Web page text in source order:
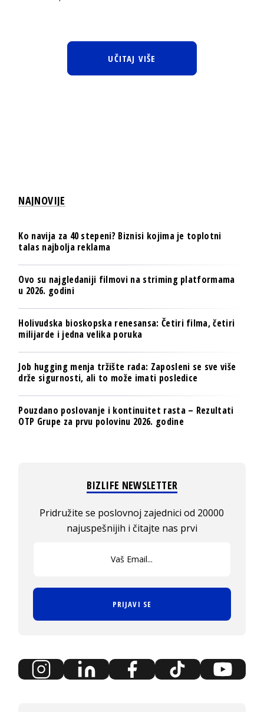
UČITAJ VIŠE
NAJNOVIJE
Ko navija za 40 stepeni? Biznisi kojima je toplotni
talas najbolja reklama
Ovo su najgledaniji filmovi na striming platformama
u 2026. godini
Holivudska bioskopska renesansa: Četiri filma, četiri
milijarde i jedna velika poruka
Job hugging menja tržište rada: Zaposleni se sve više
drže sigurnosti, ali to može imati posledice
Pouzdano poslovanje i kontinuitet rasta – Rezultati
OTP Grupe za prvu polovinu 2026. godine
BIZLIFE NEWSLETTER
Pridružite se poslovnoj zajednici od 20000
najuspešnijih i čitajte nas prvi
PRIJAVI SE